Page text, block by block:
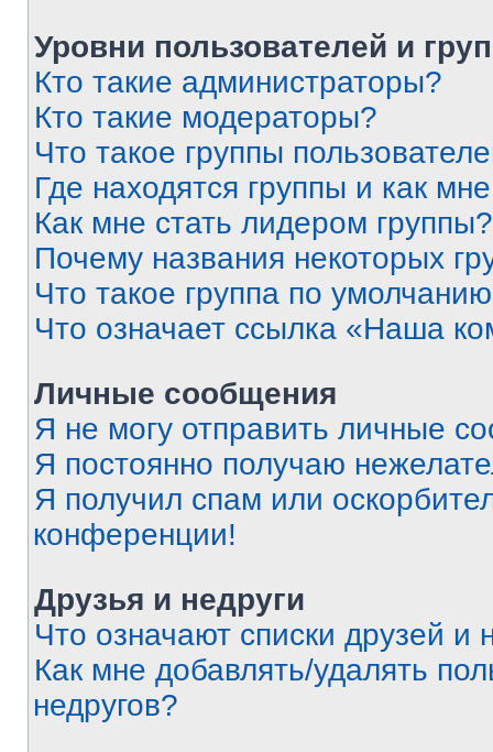
Уровни пользователей и
Кто такие администраторы?
Кто такие модераторы?
Что такое группы
Где находятся группы и как
Как мне стать лидером группы?
Почему названия некоторых
Что такое группа по
Что означает ссылка «Наша
Личные сообщения
Я не могу отправить личные
Я постоянно получаю
Я получил спам или
конференции!
Друзья и недруги
Что означают списки друзей и
Как мне добавлять/удалять
недругов?